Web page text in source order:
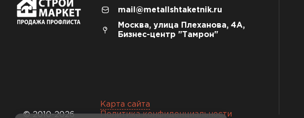
© 2010-2026
mail@metallshtaketnik.ru
Москва, улица Плеханова, 4А,
Бизнес-центр "Тамрон"
Карта сайта
Политика конфиденциальности